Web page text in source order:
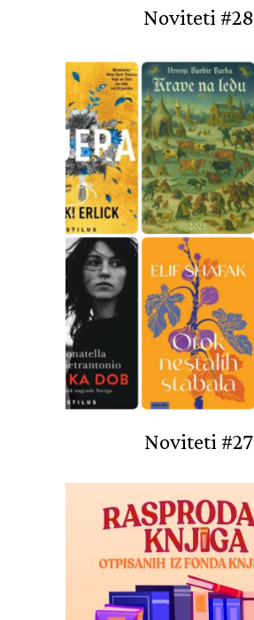
Noviteti #28
Noviteti #27